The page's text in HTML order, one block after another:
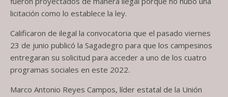
licitación como lo establece la ley.
Calificaron de ilegal la convocatoria que el pasado viernes
23 de junio publicó la Sagadegro para que los campesinos
entregaran su solicitud para acceder a uno de los cuatro
programas sociales en este 2022.
Marco Antonio Reyes Campos, líder estatal de la Unión